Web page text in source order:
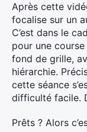
Après cette
focalise sur un
C’est dans le
pour une
fond de grille,
hiérarchie.
cette séance
difficulté facile.
Prêts ? Alors